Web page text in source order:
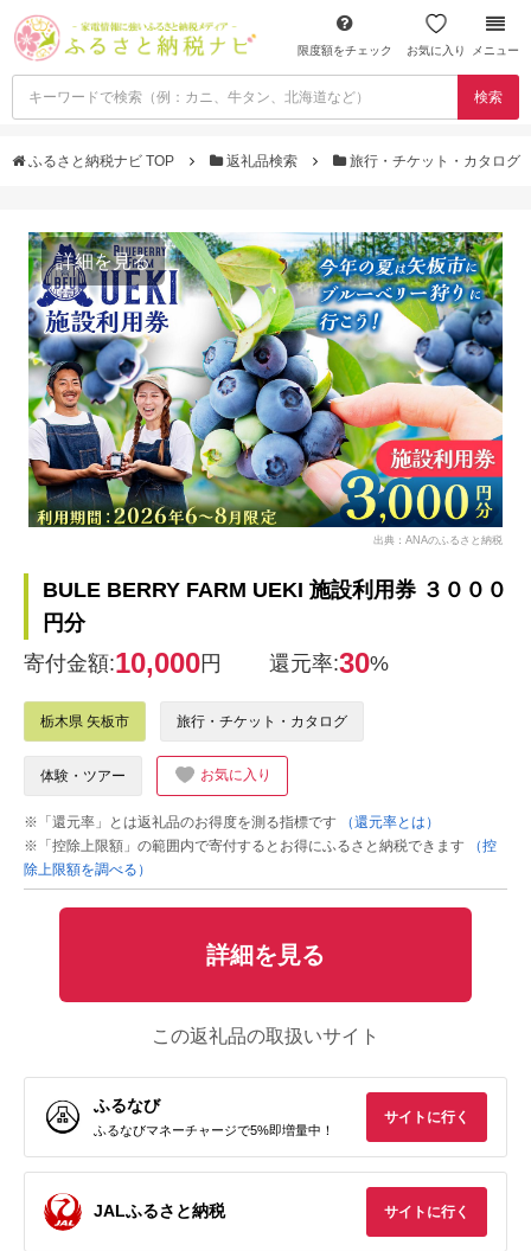
限度額をチェック お気に入り メニュー
検索
ふるさと納税ナビ TOP 返礼品検索 旅行・チケット・カタログ
詳細を見る
出典：ANAのふるさと納税
BULE BERRY FARM UEKI 施設利用券 ３０００
円分
寄付金額:10,000円 還元率:30%
栃木県 矢板市 旅行・チケット・カタログ
体験・ツアー お気に入り
※「還元率」とは返礼品のお得度を測る指標です
（還元率とは）
※「控除上限額」の範囲内で寄付するとお得にふるさと納税できます
（控
除上限額を調べる）
詳細を見る
この返礼品の取扱いサイト
ふるなび
ふるなびマネーチャージで5%即増量中！
サイトに行く
JALふるさと納税 サイトに行く